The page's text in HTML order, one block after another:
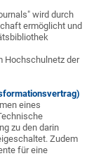
wird durch
ermöglicht und
Hochschulnetz der
eines
zu den darin
Zudem
für eine